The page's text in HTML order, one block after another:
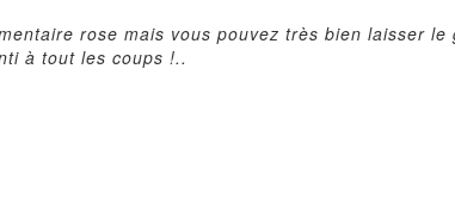
rose mais vous pouvez très bien laisser
à tout les coups !..